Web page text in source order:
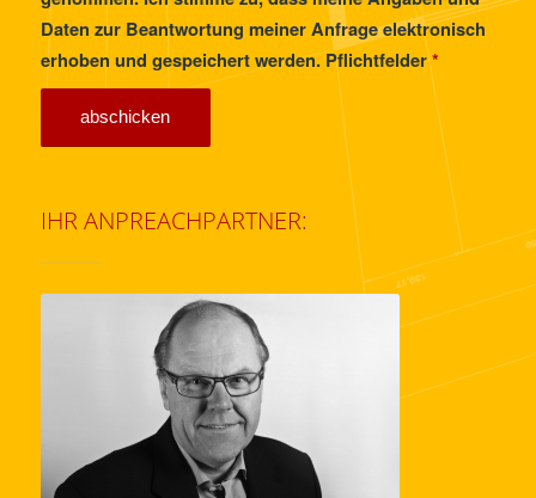
Daten zur Beantwortung meiner Anfrage elektronisch
erhoben und gespeichert werden. Pflichtfelder*
IHR ANPREACHPARTNER: